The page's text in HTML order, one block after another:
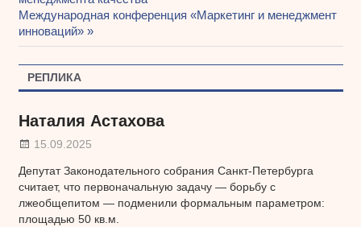
по
записям
Следующая
запись:
Международная конференция «Маркетинг и менеджмент
инноваций»
РЕПЛИКА
Наталия Астахова
15.09.2025
Депутат Законодательного собрания Санкт-Петербурга
считает, что первоначальную задачу — борьбу с
лжеобщепитом — подменили формальным параметром:
площадью 50 кв.м.